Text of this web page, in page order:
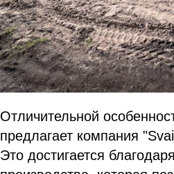
Отличительной
предлагает компания
Это достигается